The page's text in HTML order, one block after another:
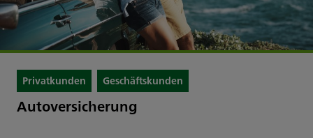
Privatkunden Geschäftskunden
Autoversicherung